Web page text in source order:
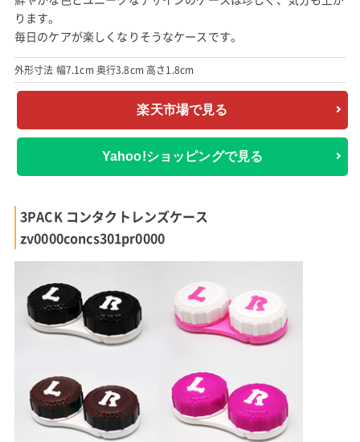
ります。
毎日のケアが楽しくなりそうなケースです。
外形寸法 幅7.1cm 奥行3.8cm 高さ1.8cm
楽天市場で見る
Yahoo!ショッピングで見る
3PACK コンタクトレンズケース
zv0000concs301pr0000